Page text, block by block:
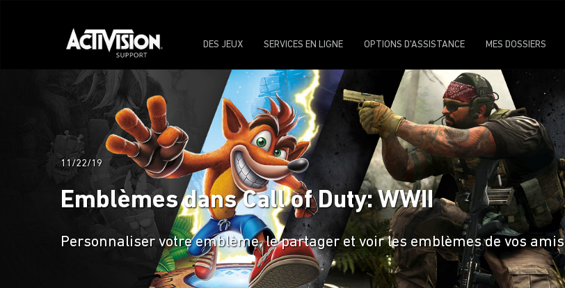
DES JEUX SERVICES EN LIGNE OPTIONS D'ASSISTANCE MES DOSSIERS
11/22/19
Emblèmes dans Call of Duty: WWII
Personnaliser votre emblème, le partager et voir les emblèmes de vos amis